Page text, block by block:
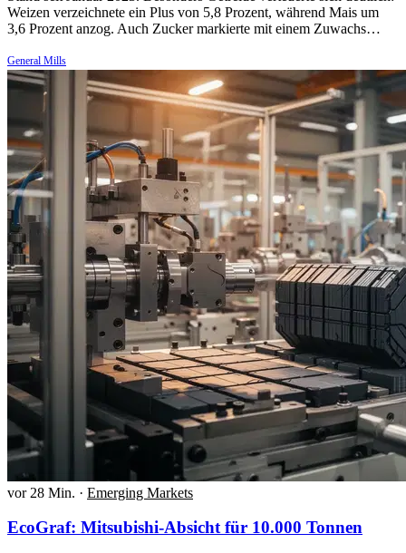
Weizen verzeichnete ein Plus von 5,8 Prozent, während Mais um
3,6 Prozent anzog. Auch Zucker markierte mit einem Zuwachs…
General Mills
vor 28 Min. · Emerging Markets
EcoGraf: Mitsubishi-Absicht für 10.000 Tonnen